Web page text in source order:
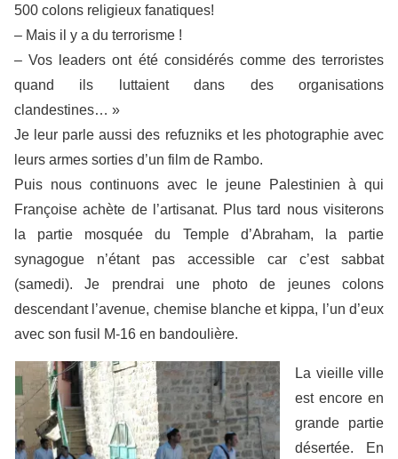
500 colons religieux fanatiques!
– Mais il y a du terrorisme !
– Vos leaders ont été considérés comme des terroristes
quand ils luttaient dans des organisations
clandestines… »
Je leur parle aussi des refuzniks et les photographie avec
leurs armes sorties d’un film de Rambo.
Puis nous continuons avec le jeune Palestinien à qui
Françoise achète de l’artisanat. Plus tard nous visiterons
la partie mosquée du Temple d’Abraham, la partie
synagogue n’étant pas accessible car c’est sabbat
(samedi). Je prendrai une photo de jeunes colons
descendant l’avenue, chemise blanche et kippa, l’un d’eux
avec son fusil M-16 en bandoulière.
La vieille ville
est encore en
grande partie
désertée. En